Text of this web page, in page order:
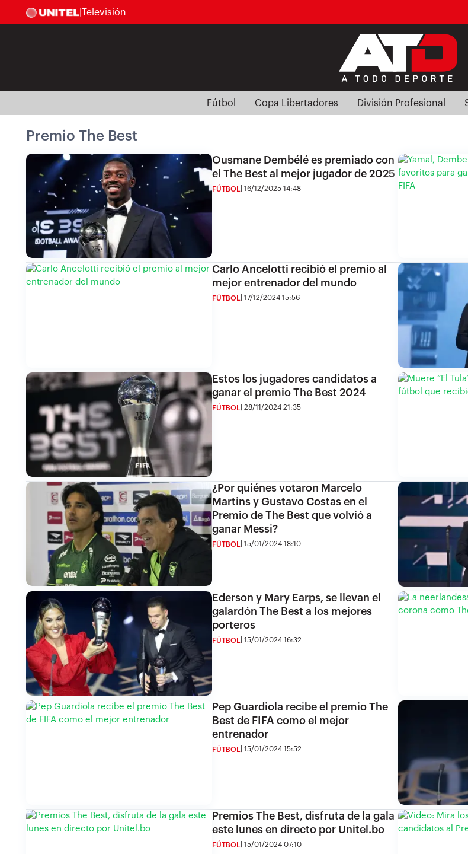
Televisión
Fútbol Copa Libertadores División Profesional
Premio The Best
Ousmane Dembélé es premiado con
el The Best al mejor jugador de 2025
FÚTBOL 16/12/2025 14:48
Carlo Ancelotti recibió el premio al
mejor entrenador del mundo
FÚTBOL 17/12/2024 15:56
Estos los jugadores candidatos a
ganar el premio The Best 2024
FÚTBOL 28/11/2024 21:35
¿Por quiénes votaron Marcelo
Martins y Gustavo Costas en el
Premio de The Best que volvió a
ganar Messi?
FÚTBOL 15/01/2024 18:10
Ederson y Mary Earps, se llevan el
galardón The Best a los mejores
porteros
FÚTBOL 15/01/2024 16:32
Pep Guardiola recibe el premio The
Best de FIFA como el mejor
entrenador
FÚTBOL 15/01/2024 15:52
Premios The Best, disfruta de la gala
este lunes en directo por Unitel.bo
FÚTBOL 15/01/2024 07:10